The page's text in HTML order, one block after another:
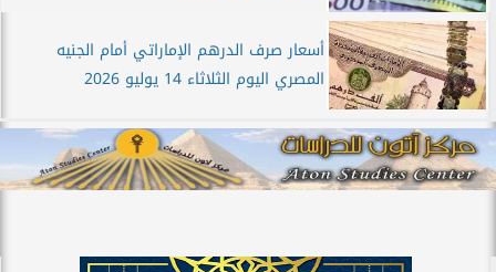
أسعار صرف الدرهم الإماراتي أمام الجنيه
المصري اليوم الثلاثاء 14 يوليو 2026